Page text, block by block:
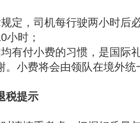
，司机每行驶两小时后
小时；
付小费的习惯，是国际
。小费将会由领队在境外统
提示